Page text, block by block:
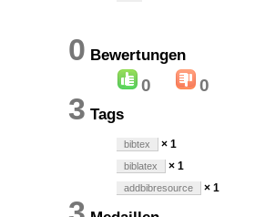
0 Bewertungen
0 0
3 Tags
bibtex × 1
biblatex × 1
addbibresource × 1